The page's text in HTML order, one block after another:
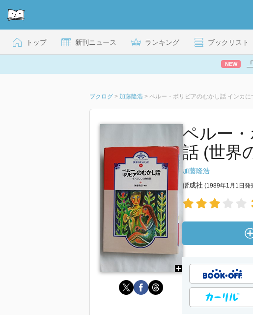
トップ 新刊ニュース ランキング ブックリスト
NEW
ブクログ > 加藤隆浩 > ペルー・ボリビアのむかし話 インカに
ペルー
話 (世界
加藤隆浩
偕成社 (1989年1月1日発